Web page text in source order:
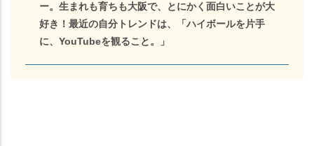
ー。生まれも育ちも大阪で、とにかく面白いことが大
好き！最近の自分トレンドは、「ハイボールを片手
に、YouTubeを観ること。」